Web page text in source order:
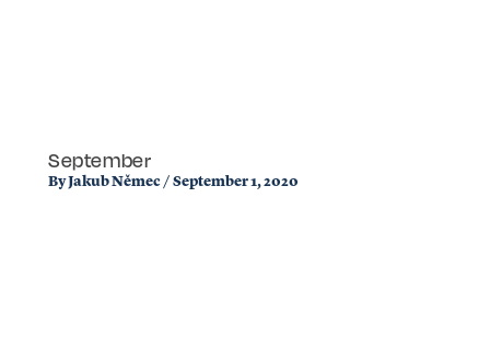
September
ByJakub Němec / September 1, 2020